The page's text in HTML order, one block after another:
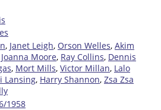
, Janet Leigh, Orson Welles, Akim
Joanna Moore, Ray Collins, Dennis
, Mort Mills, Victor Millan, Lalo
Lansing, Harry Shannon, Zsa Zsa
1958